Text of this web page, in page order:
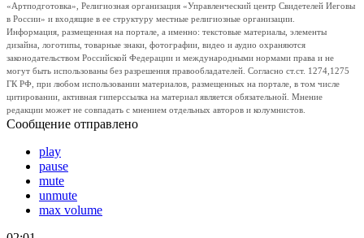
«Артподготовка», Религиозная организация «Управленческий центр Свидетелей Иеговы
в России» и входящие в ее структуру местные религиозные организации.
Информация, размещенная на портале, а именно: текстовые материалы, элементы
дизайна, логотипы, товарные знаки, фотографии, видео и аудио охраняются
законодательством Российской Федерации и международными нормами права и не
могут быть использованы без разрешения правообладателей. Согласно ст.ст. 1274,1275
ГК РФ, при любом использовании материалов, размещенных на портале, в том числе
цитировании, активная гиперссылка на материал является обязательной. Мнение
редакции может не совпадать с мнением отдельных авторов и колумнистов.
Сообщение отправлено
play
pause
mute
unmute
max volume